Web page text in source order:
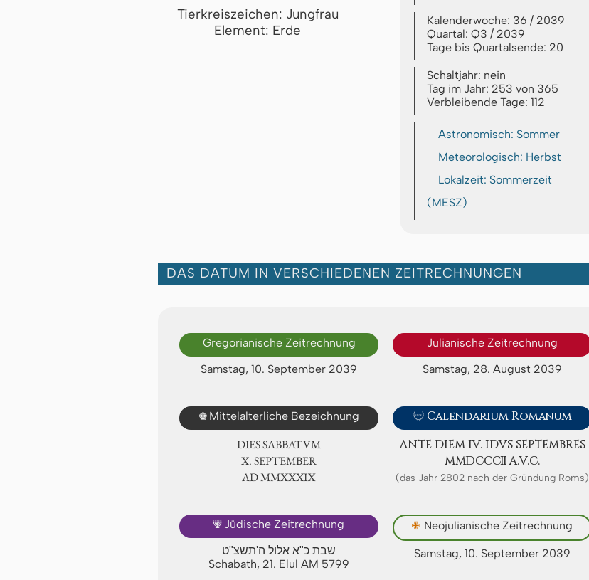
Tierkreiszeichen: Jungfrau
Element: Erde
Kalenderwoche: 36 / 2039
Quartal: Q3 / 2039
Tage bis Quartalsende: 20
Schaltjahr: nein
Tag im Jahr: 253 von 365
Verbleibende Tage: 112
Astronomisch: Sommer
Meteorologisch: Herbst
Lokalzeit: Sommerzeit
(MESZ)
DAS DATUM IN VERSCHIEDENEN ZEITRECHNUNGEN
Gregorianische Zeitrechnung
Samstag, 10. September 2039
Julianische Zeitrechnung
Samstag, 28. August 2039
♚ Mittelalterliche Bezeichnung
DIES SABBATUM
Ⅹ. SEPTEMBER
AD ⅯⅯⅩⅩⅩⅨ
 Calendarium Romanum
ANTE DIEM IV. IDVS SEP­TEMB­RES
ⅯⅯⅮⅭⅭⅭⅡ A.V.C.
(das Jahr 2802 nach der Gründung Roms)
🕎 Jüdische Zeitrechnung
שבת כ"א אלול ה'תשצ"ט
Schabath, 21. Elul AM 5799
✙ Neojulianische Zeitrechnung
Samstag, 10. September 2039